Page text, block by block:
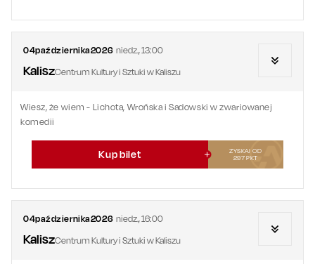
04października2026 niedz.,13:00
KaliszCentrum Kultury i Sztuki w Kaliszu
Wiesz, że wiem - Lichota, Wrońska i Sadowski w zwariowanej
komedii
Kup bilet
ZYSKAJ OD
297PKT
04października2026 niedz.,16:00
KaliszCentrum Kultury i Sztuki w Kaliszu